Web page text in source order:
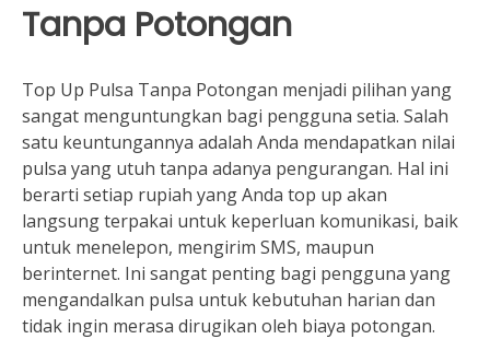
Tanpa Potongan
Top Up Pulsa Tanpa Potongan menjadi pilihan yang
sangat menguntungkan bagi pengguna setia. Salah
satu keuntungannya adalah Anda mendapatkan nilai
pulsa yang utuh tanpa adanya pengurangan. Hal ini
berarti setiap rupiah yang Anda top up akan
langsung terpakai untuk keperluan komunikasi, baik
untuk menelepon, mengirim SMS, maupun
berinternet. Ini sangat penting bagi pengguna yang
mengandalkan pulsa untuk kebutuhan harian dan
tidak ingin merasa dirugikan oleh biaya potongan.